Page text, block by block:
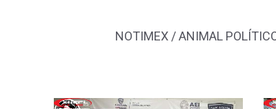
NOTIMEX / ANIMAL